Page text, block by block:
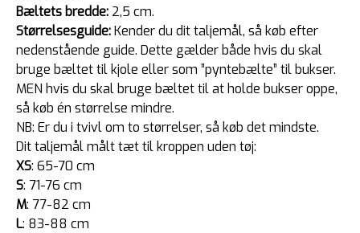
Bæltets bredde: 2,5 cm.
Størrelsesguide:Kender du dit taljemål, så køb efter
nedenstående guide. Dette gælder både hvis du skal
bruge bæltet til kjole eller som ”pyntebælte” til bukser.
MEN hvis du skal bruge bæltet til at holde bukser oppe,
så køb én størrelse mindre.
NB: Er du i tvivl om to størrelser, så køb det mindste.
Dit taljemål målt tæt til kroppen uden tøj:
XS: 65-70 cm
S: 71-76 cm
M: 77-82 cm
L: 83-88 cm